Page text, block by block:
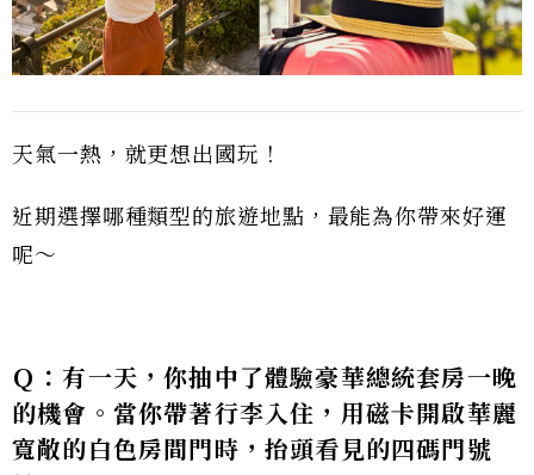
天氣一熱，就更想出國玩！
近期選擇哪種類型的旅遊地點，最能為你帶來好運
呢～
Ｑ：有一天，你抽中了體驗豪華總統套房一晚
的機會。當你帶著行李入住，用磁卡開啟華麗
寬敞的白色房間門時，抬頭看見的四碼門號